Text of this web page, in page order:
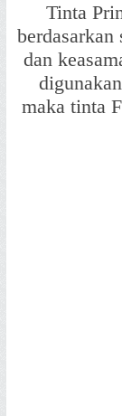
Tinta
dan
maka tinta